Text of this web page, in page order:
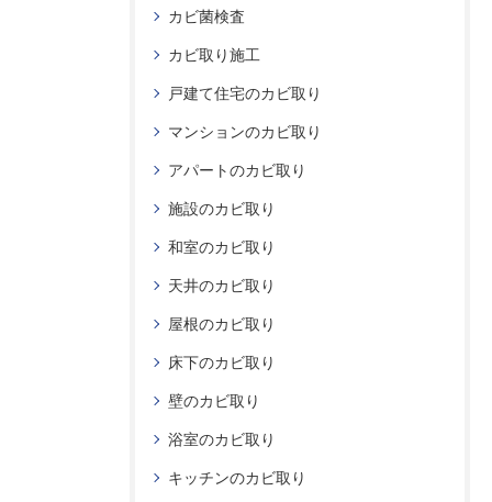
カビ菌検査
カビ取り施工
戸建て住宅のカビ取り
マンションのカビ取り
アパートのカビ取り
施設のカビ取り
和室のカビ取り
天井のカビ取り
屋根のカビ取り
床下のカビ取り
壁のカビ取り
浴室のカビ取り
キッチンのカビ取り